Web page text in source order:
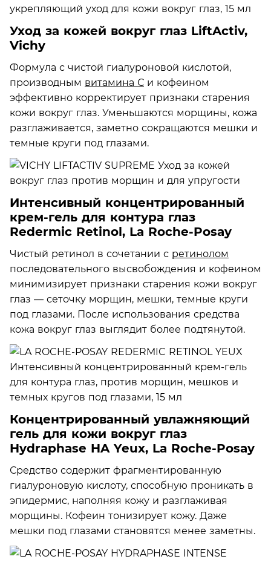
Уход за кожей вокруг глаз LiftActiv,
Vichy
Формула с чистой гиалуроновой кислотой,
производным витамина С и кофеином
эффективно корректирует признаки старения
кожи вокруг глаз. Уменьшаются морщины, кожа
разглаживается, заметно сокращаются мешки и
темные круги под глазами.
Интенсивный концентрированный
крем-гель для контура глаз
Redermic Retinol, La Roche-Posay
Чистый ретинол в сочетании с ретинолом
последовательного высвобождения и кофеином
минимизирует признаки старения кожи вокруг
глаз — сеточку морщин, мешки, темные круги
под глазами. После использования средства
кожа вокруг глаз выглядит более подтянутой.
Концентрированный увлажняющий
гель для кожи вокруг глаз
Hydraphase HA Yeux, La Roche-Posay
Средство содержит фрагментированную
гиалуроновую кислоту, способную проникать в
эпидермис, наполняя кожу и разглаживая
морщины. Кофеин тонизирует кожу. Даже
мешки под глазами становятся менее заметны.